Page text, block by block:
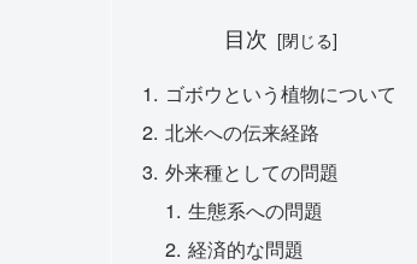
目次
ゴボウという植物について
北米への伝来経路
外来種としての問題
生態系への問題
経済的な問題